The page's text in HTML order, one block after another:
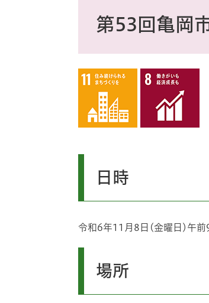
第53回亀岡
日時
令和6年11月8日(金曜日)午
場所